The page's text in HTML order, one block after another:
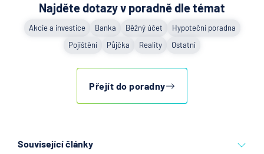
Najděte dotazy v poradně dle témat
Akcie a investice Banka Běžný účet
Hypoteční poradna
Pojištění
Půjčka Reality Ostatní
Přejít do poradny
Související články